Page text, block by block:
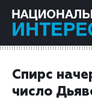
Спирс
число